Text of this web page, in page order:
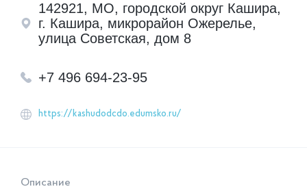
142921, МО, городской округ Кашира,
г. Кашира, микрорайон Ожерелье,
улица Советская, дом 8
+7 496 694-23-95
https://kashudodcdo.edumsko.ru/
Описание